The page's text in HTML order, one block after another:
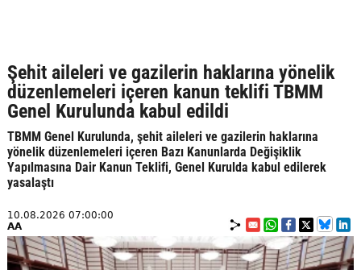
Şehit aileleri ve gazilerin haklarına yönelik
düzenlemeleri içeren kanun teklifi TBMM
Genel Kurulunda kabul edildi
TBMM Genel Kurulunda, şehit aileleri ve gazilerin haklarına
yönelik düzenlemeleri içeren Bazı Kanunlarda Değişiklik
Yapılmasına Dair Kanun Teklifi, Genel Kurulda kabul edilerek
yasalaştı
10.08.2026 07:00:00
AA